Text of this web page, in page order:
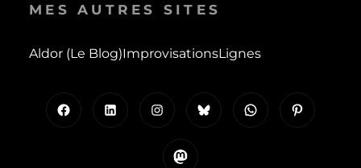
MES AUTRES SITES
Aldor (le Blog)ImprovisationsLignes
Instagram WhatsApp
Mastodon